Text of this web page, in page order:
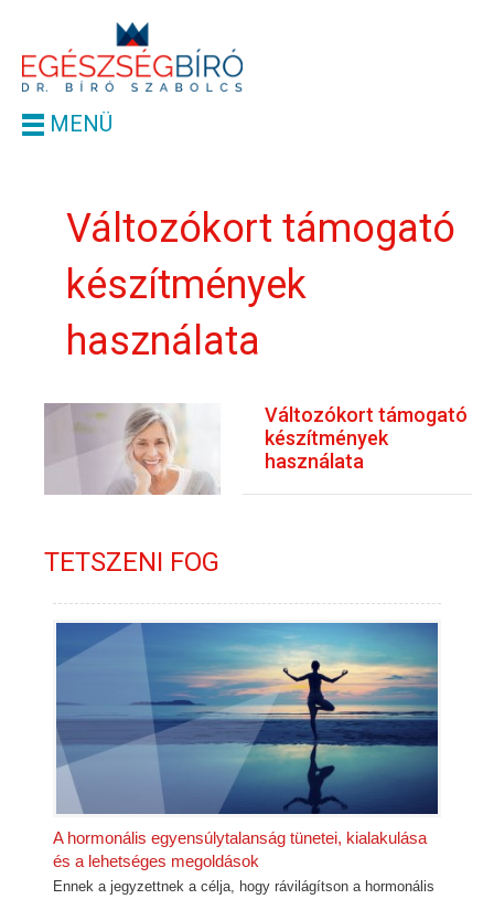
MENÜ
Változókort támogató
készítmények
használata
Változókort támogató
készítmények
használata
TETSZENI FOG
A hormonális egyensúlytalanság tünetei, kialakulása
és a lehetséges megoldások
Ennek a jegyzettnek a célja, hogy rávilágítson a hormonális